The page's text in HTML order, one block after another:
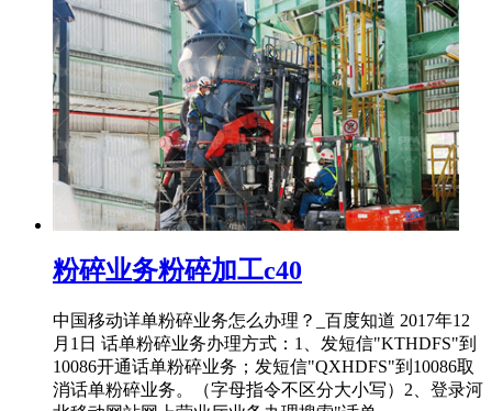
粉碎业务粉碎加工c40
中国移动详单粉碎业务怎么办理？_百度知道 2017年12
月1日 话单粉碎业务办理方式：1、发短信"KTHDFS"到
10086开通话单粉碎业务；发短信"QXHDFS"到10086取
消话单粉碎业务。（字母指令不区分大小写）2、登录河